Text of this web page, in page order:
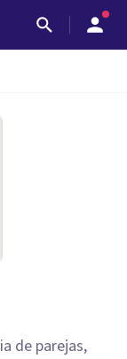
de parejas,